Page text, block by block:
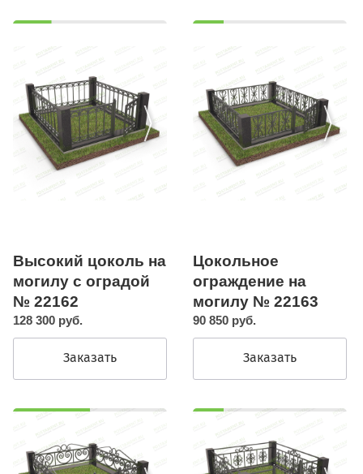
Высокий цоколь на
могилу с оградой
№ 22162
128 300 руб.
Заказать
Цокольное
ограждение на
могилу № 22163
90 850 руб.
Заказать